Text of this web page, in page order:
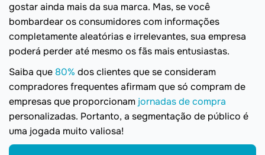
gostar ainda mais da sua marca. Mas, se você
bombardear os consumidores com informações
completamente aleatórias e irrelevantes, sua empresa
poderá perder até mesmo os fãs mais entusiastas.
Saiba que 80% dos clientes que se consideram
compradores frequentes afirmam que só compram de
empresas que proporcionam jornadas de compra
personalizadas. Portanto, a segmentação de público é
uma jogada muito valiosa!